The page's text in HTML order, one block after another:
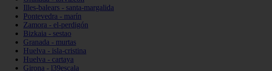
Illes-balears - santa-margalida
Pontevedra - marín
Zamora - el-perdigón
Bizkaia - sestao
Granada - murtas
Huelva - isla-cristina
Huelva - cartaya
Girona - l39escala